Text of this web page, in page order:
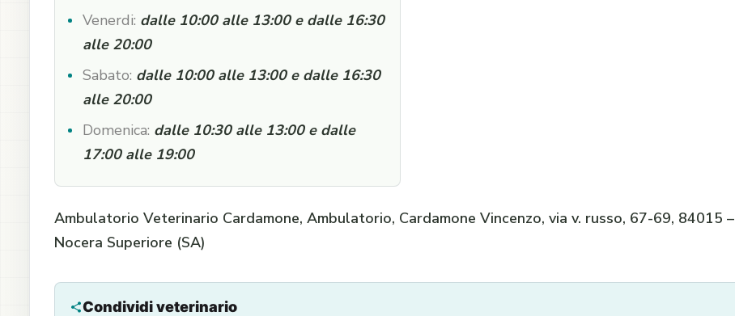
Venerdi: dalle 10:00 alle 13:00 e dalle 16:30
alle 20:00
Sabato: dalle 10:00 alle 13:00 e dalle 16:30
alle 20:00
Domenica: dalle 10:30 alle 13:00 e dalle
17:00 alle 19:00
Ambulatorio Veterinario Cardamone, Ambulatorio, Cardamone Vincenzo, via v. russo, 67-69, 84015 –
Nocera Superiore (SA)
Condividi veterinario